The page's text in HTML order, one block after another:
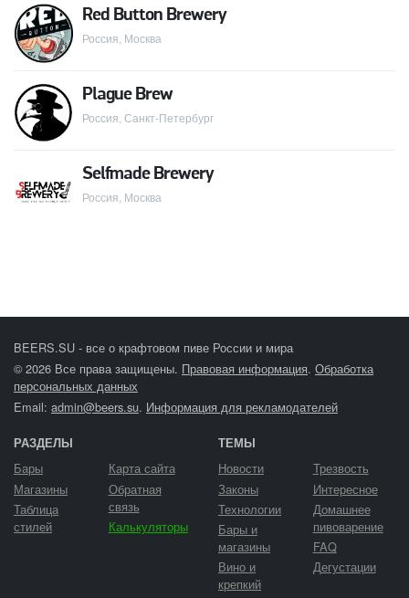
Red Button Brewery
Россия, Москва
Plague Brew
Россия, Санкт-Петербург
Selfmade Brewery
Россия, Москва
BEERS.SU - все о крафтовом пиве России и мира
© 2026 Все права защищены. Правовая информация. Обработка
персональных данных
Email: admin@beers.su. Информация для рекламодателей
РАЗДЕЛЫ
Бары
Магазины
Таблица
стилей
Карта сайта
Обратная
связь
Калькуляторы
ТЕМЫ
Новости
Законы
Технологии
Бары и
магазины
Вино и
крепкий
Трезвость
Интересное
Домашнее
пивоварение
FAQ
Дегустации